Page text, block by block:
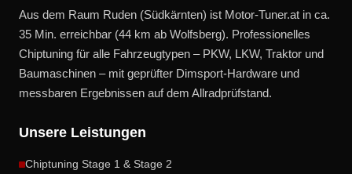
Aus dem Raum Ruden (Südkärnten) ist Motor-Tuner.at in ca.
35 Min. erreichbar (44 km ab Wolfsberg). Professionelles
Chiptuning für alle Fahrzeugtypen – PKW, LKW, Traktor und
Baumaschinen – mit geprüfter Dimsport-Hardware und
messbaren Ergebnissen auf dem Allradprüfstand.
Unsere Leistungen
Chiptuning Stage 1 & Stage 2